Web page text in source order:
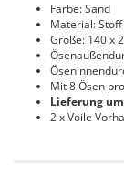
Farbe: Sand
Material:
Größe: 140 x
Mit 8 Ösen
Lieferung
2 x Voile